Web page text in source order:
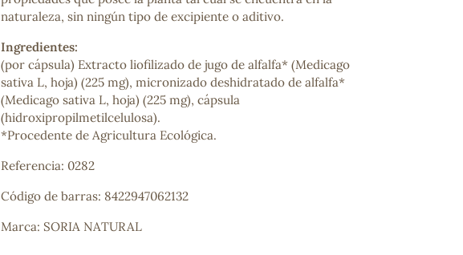
¿No encuentras tu producto?
naturaleza, sin ningún tipo de excipiente o aditivo.
Ingredientes:
(por cápsula) Extracto liofilizado de jugo de alfalfa* (Medicago
sativa L, hoja) (225 mg), micronizado deshidratado de alfalfa*
(Medicago sativa L, hoja) (225 mg), cápsula
(hidroxipropilmetilcelulosa).
*Procedente de Agricultura Ecológica.
Referencia: 0282
Código de barras: 8422947062132
Marca: SORIA NATURAL